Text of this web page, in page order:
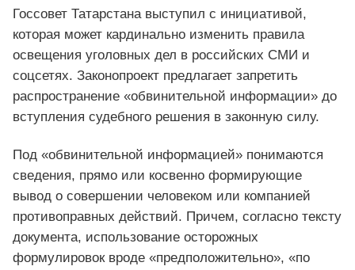
Госсовет Татарстана выступил с инициативой,
которая может кардинально изменить правила
освещения уголовных дел в российских СМИ и
соцсетях. Законопроект предлагает запретить
распространение «обвинительной информации» до
вступления судебного решения в законную силу.
Под «обвинительной информацией» понимаются
сведения, прямо или косвенно формирующие
вывод о совершении человеком или компанией
противоправных действий. Причем, согласно тексту
документа, использование осторожных
формулировок вроде «предположительно», «по